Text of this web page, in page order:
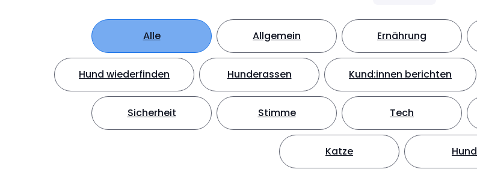
Alle Allgemein Ernährung
Hund wiederfinden Hunderassen Kund:innen berichten
Sicherheit Stimme Tech
Katze Hund